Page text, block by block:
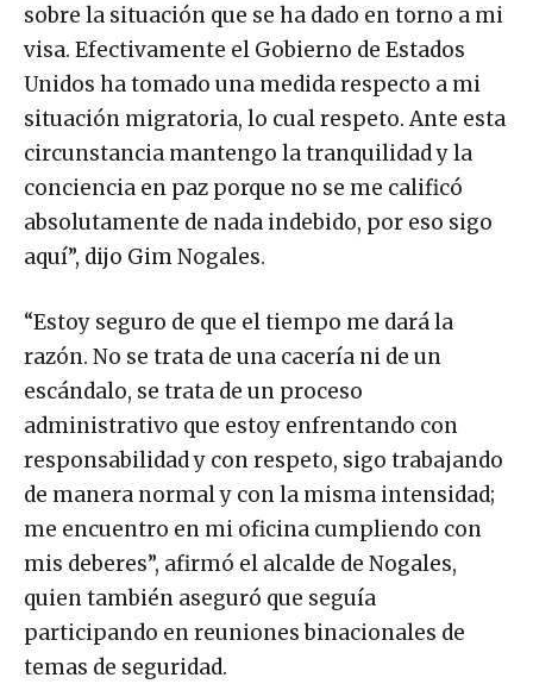
sobre la situación que se ha dado en torno a mi
visa. Efectivamente el Gobierno de Estados
Unidos ha tomado una medida respecto a mi
situación migratoria, lo cual respeto. Ante esta
circunstancia mantengo la tranquilidad y la
conciencia en paz porque no se me calificó
absolutamente de nada indebido, por eso sigo
aquí”, dijo Gim Nogales.
“Estoy seguro de que el tiempo me dará la
razón. No se trata de una cacería ni de un
escándalo, se trata de un proceso
administrativo que estoy enfrentando con
responsabilidad y con respeto, sigo trabajando
de manera normal y con la misma intensidad;
me encuentro en mi oficina cumpliendo con
mis deberes”, afirmó el alcalde de Nogales,
quien también aseguró que seguía
participando en reuniones binacionales de
temas de seguridad.